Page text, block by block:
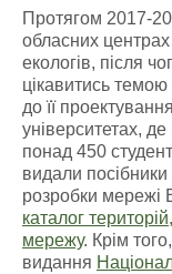
Протягом 2017-
обласних
екологів, після
цікавитись
до її
університетах,
понад 450
видали посібники
розробки мережі
каталог
мережу. Крім
видання